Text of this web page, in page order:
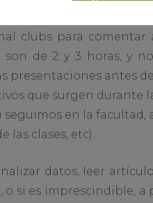
hacemos
clubs para
son de 2 y 3 horas, y
presentaciones antes
que surgen durante
seguimos en la
las clases, etc).
datos, leer
o si es imprescindible,